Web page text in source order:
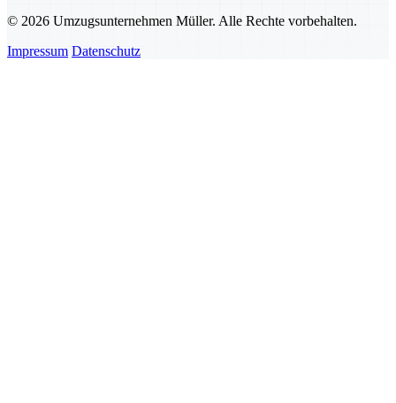
© 2026 Umzugsunternehmen Müller. Alle Rechte vorbehalten.
Impressum Datenschutz